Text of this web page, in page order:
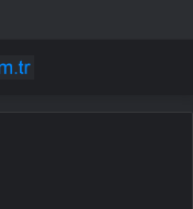
yasa sinyali